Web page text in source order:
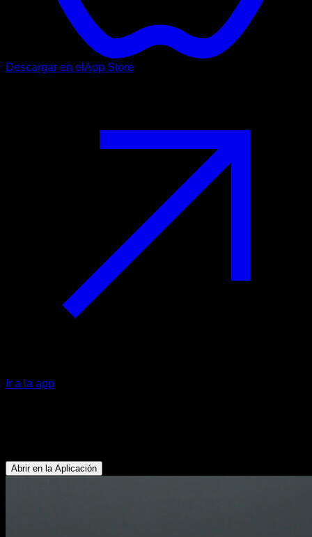
Descargar en el App Store
Ir a la app
Abrir en la Aplicación